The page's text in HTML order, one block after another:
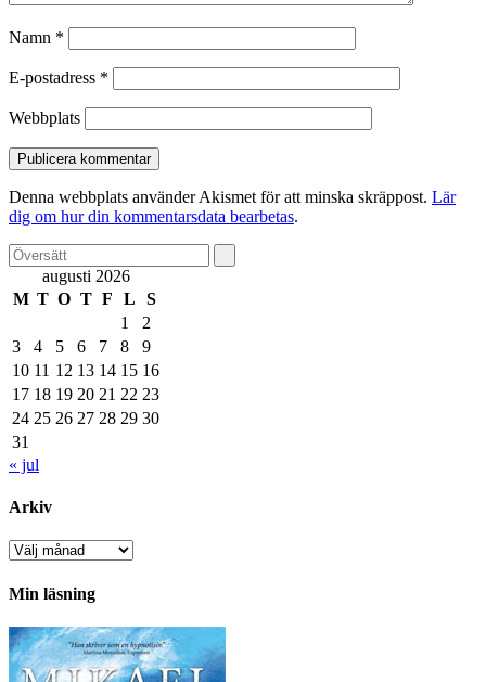
Namn *
E-postadress *
Webbplats
Denna webbplats använder Akismet för att minska skräppost. Lär
dig om hur din kommentarsdata bearbetas.
augusti 2026
M T O T F L
S
1
2
3
4 5 6 7 8
9
10 11 12 13 14 15 16
17 18 19 20 21 22 23
24 25 26 27 28 29 30
31
« jul
Arkiv
Arkiv
Min läsning